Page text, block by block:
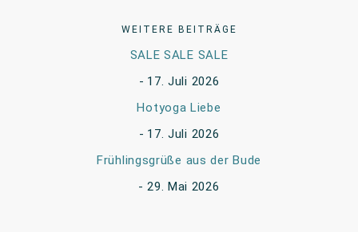
WEITERE BEITRÄGE
SALE SALE SALE
17. Juli 2026
Hotyoga Liebe
17. Juli 2026
Frühlingsgrüße aus der Bude
29. Mai 2026